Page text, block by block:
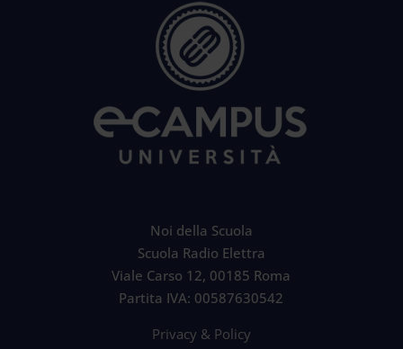
Noi della Scuola
Scuola Radio Elettra
Viale Carso 12, 00185 Roma
Partita IVA: 00587630542
Privacy & Policy